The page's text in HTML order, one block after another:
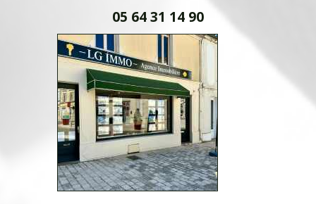
05 64 31 14 90